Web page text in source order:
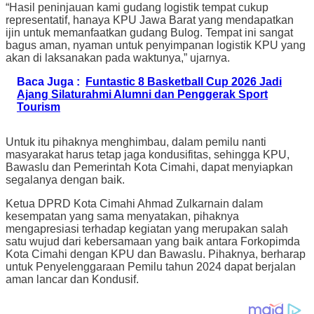
“Hasil peninjauan kami gudang logistik tempat cukup
representatif, hanaya KPU Jawa Barat yang mendapatkan
ijin untuk memanfaatkan gudang Bulog. Tempat ini sangat
bagus aman, nyaman untuk penyimpanan logistik KPU yang
akan di laksanakan pada waktunya,” ujarnya.
Baca Juga :
Funtastic 8 Basketball Cup 2026 Jadi
Ajang Silaturahmi Alumni dan Penggerak Sport
Tourism
Untuk itu pihaknya menghimbau, dalam pemilu nanti
masyarakat harus tetap jaga kondusifitas, sehingga KPU,
Bawaslu dan Pemerintah Kota Cimahi, dapat menyiapkan
segalanya dengan baik.
Ketua DPRD Kota Cimahi Ahmad Zulkarnain dalam
kesempatan yang sama menyatakan, pihaknya
mengapresiasi terhadap kegiatan yang merupakan salah
satu wujud dari kebersamaan yang baik antara Forkopimda
Kota Cimahi dengan KPU dan Bawaslu. Pihaknya, berharap
untuk Penyelenggaraan Pemilu tahun 2024 dapat berjalan
aman lancar dan Kondusif.